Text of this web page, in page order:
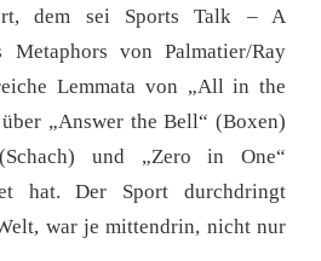
dem sei Sports Talk – A
von Palmatier/Ray
Lemmata von „All in the
„Answer the Bell“ (Boxen)
und „Zero in One“
hat. Der Sport durchdringt
war je mittendrin, nicht nur